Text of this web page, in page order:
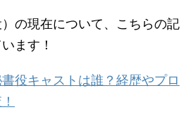
の現在について、こちらの記
ます！
役キャストは誰？経歴やプロ